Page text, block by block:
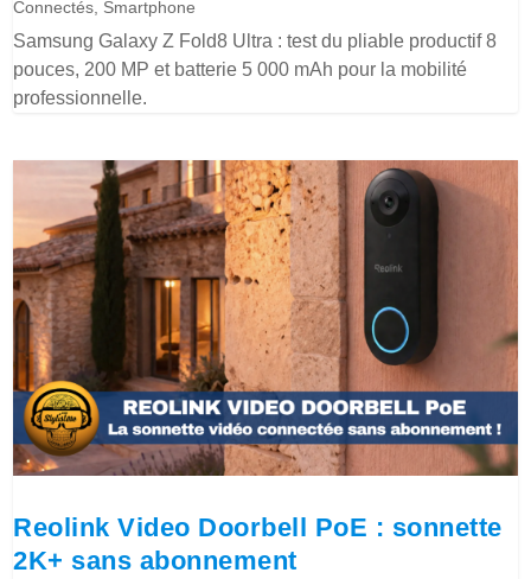
Connectés Smartphone
Samsung Galaxy Z Fold8 Ultra : test du pliable productif 8
pouces, 200 MP et batterie 5 000 mAh pour la mobilité
professionnelle.
Reolink Video Doorbell PoE : sonnette
2K+ sans abonnement